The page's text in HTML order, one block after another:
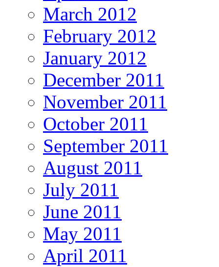
March 2012
February 2012
January 2012
December 2011
November 2011
October 2011
September 2011
August 2011
July 2011
June 2011
May 2011
April 2011